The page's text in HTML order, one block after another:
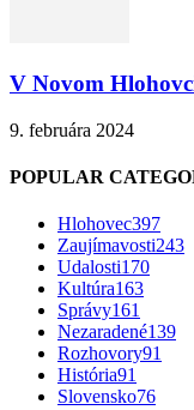
V Novom
9. februára 2024
POPULAR
Hlohovec397
Zaujímavosti243
Udalosti170
Kultúra163
Správy161
Nezaradené139
Rozhovory91
História91
Slovensko76